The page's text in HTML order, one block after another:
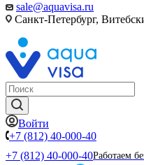
sale@aquavisa.ru
Санкт-Петербург,
Войти
+7 (812) 40-000-40
+7 (812) 40-000-40Работаем